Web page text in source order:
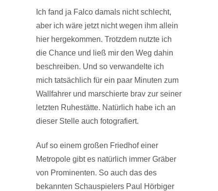
Ich fand ja Falco damals nicht schlecht,
aber ich wäre jetzt nicht wegen ihm allein
hier hergekommen. Trotzdem nutzte ich
die Chance und ließ mir den Weg dahin
beschreiben. Und so verwandelte ich
mich tatsächlich für ein paar Minuten zum
Wallfahrer und marschierte brav zur seiner
letzten Ruhestätte. Natürlich habe ich an
dieser Stelle auch fotografiert.
Auf so einem großen Friedhof einer
Metropole gibt es natürlich immer Gräber
von Prominenten. So auch das des
bekannten Schauspielers Paul Hörbiger